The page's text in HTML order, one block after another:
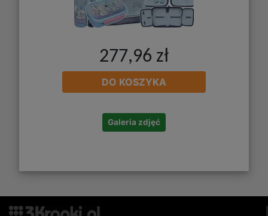
277,96 zł
DO KOSZYKA
Galeria zdjęć